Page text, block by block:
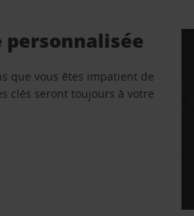
que vous êtes impatient de
clés seront toujours à votre